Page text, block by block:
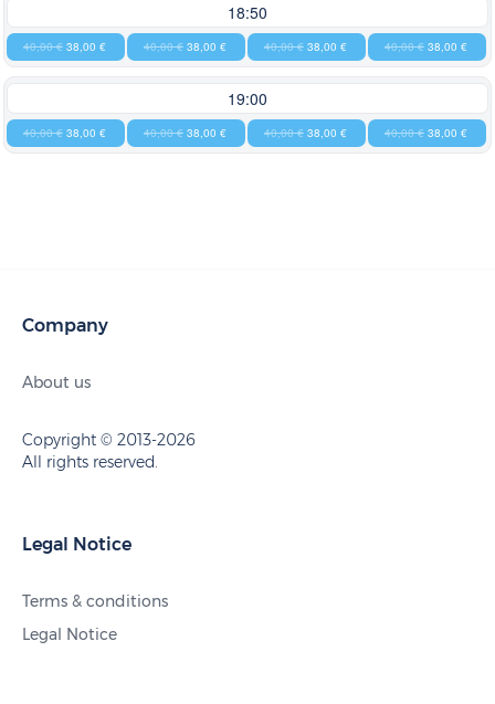
18:50
40,00 € 38,00 € 40,00 € 38,00 € 40,00 € 38,00 € 40,00 € 38,00 €
19:00
40,00 € 38,00 € 40,00 € 38,00 € 40,00 € 38,00 € 40,00 € 38,00 €
Company
About us
Copyright © 2013-2026
All rights reserved.
Legal Notice
Terms & conditions
Legal Notice